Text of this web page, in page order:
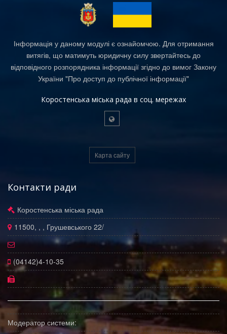
Інформація у даному модулі є ознайомчою. Для отримання
витягів, що матимуть юридичну силу звертайтесь до
відповідного розпорядника інформації згідно до вимог Закону
України "Про доступ до публічної інформації"
Коростенська міська рада в соц. мережах
Карта сайту
Контакти ради
Коростенська міська рада
11500, , , Грушевського 22/
(04142)4-10-35
Модератор системи: